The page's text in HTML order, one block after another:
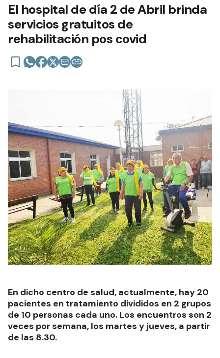
El hospital de día 2 de Abril brinda
servicios gratuitos de
rehabilitación pos covid
En dicho centro de salud, actualmente, hay 20
pacientes en tratamiento divididos en 2 grupos
de 10 personas cada uno. Los encuentros son 2
veces por semana, los martes y jueves, a partir
de las 8.30.